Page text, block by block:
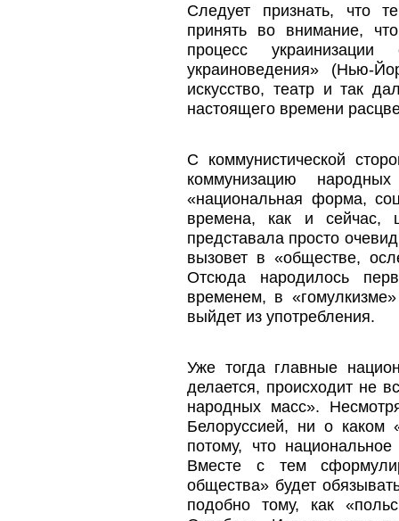
Следует признать, что
принять во внимание,
процесс украинизации
украиноведения» (Нью-
искусство, театр и так
настоящего времени
С коммунистической
коммунизацию
«национальная форма,
времена, как и сейчас,
представала просто
вызовет в «обществе,
Отсюда народилось
временем, в
выйдет из употребления.
Уже тогда главные
делается, происходит не
народных масс».
Белоруссией, ни о каком
потому, что
Вместе с тем
общества» будет
подобно тому, как